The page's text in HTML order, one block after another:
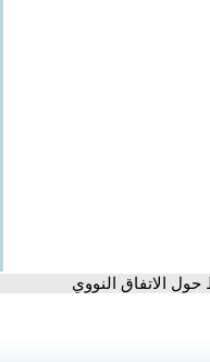
حول الاتفاق النووي